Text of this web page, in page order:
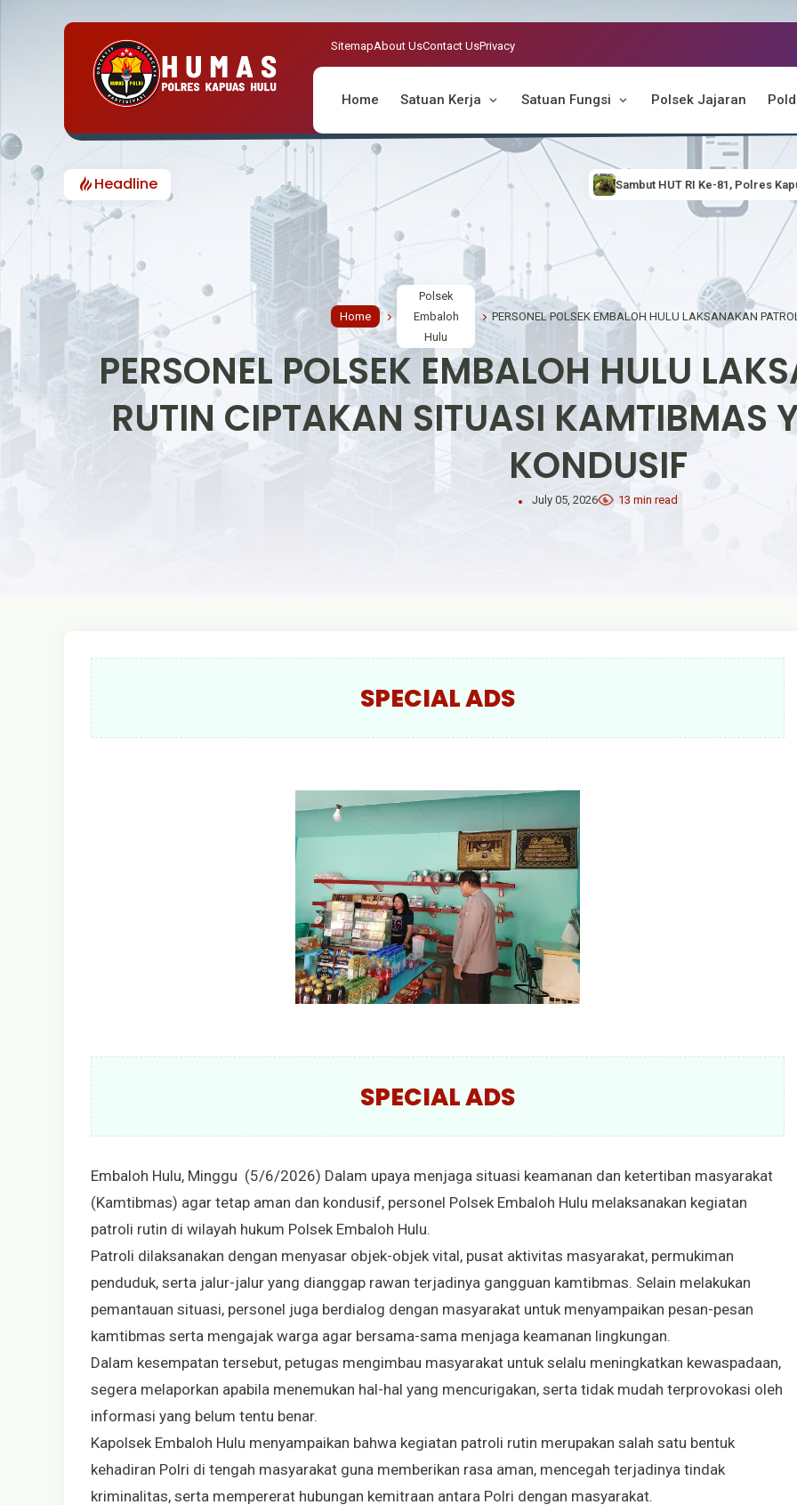
SitemapAbout UsContact UsPrivacy
Home Satuan Kerja Satuan Fungsi Polsek Jajaran
Headline Sambut HUT RI Ke-81, Polres Kapuas Hulu Hijaukan
Home
Polsek
Embaloh
Hulu
PERSONEL POLSEK EMBALOH HULU
RUTIN CIPTAKAN SITUASI KAMTIBMAS
KONDUSIF
July 05, 2026 13 min read
SPECIAL ADS
SPECIAL ADS
Embaloh Hulu, Minggu (5/6/2026) Dalam upaya menjaga situasi keamanan dan ketertiban masyarakat
(Kamtibmas) agar tetap aman dan kondusif, personel Polsek Embaloh Hulu melaksanakan kegiatan
patroli rutin di wilayah hukum Polsek Embaloh Hulu.
Patroli dilaksanakan dengan menyasar objek-objek vital, pusat aktivitas masyarakat, permukiman
penduduk, serta jalur-jalur yang dianggap rawan terjadinya gangguan kamtibmas. Selain melakukan
pemantauan situasi, personel juga berdialog dengan masyarakat untuk menyampaikan pesan-pesan
kamtibmas serta mengajak warga agar bersama-sama menjaga keamanan lingkungan.
Dalam kesempatan tersebut, petugas mengimbau masyarakat untuk selalu meningkatkan kewaspadaan,
segera melaporkan apabila menemukan hal-hal yang mencurigakan, serta tidak mudah terprovokasi oleh
informasi yang belum tentu benar.
Kapolsek Embaloh Hulu menyampaikan bahwa kegiatan patroli rutin merupakan salah satu bentuk
kehadiran Polri di tengah masyarakat guna memberikan rasa aman, mencegah terjadinya tindak
kriminalitas, serta mempererat hubungan kemitraan antara Polri dengan masyarakat.